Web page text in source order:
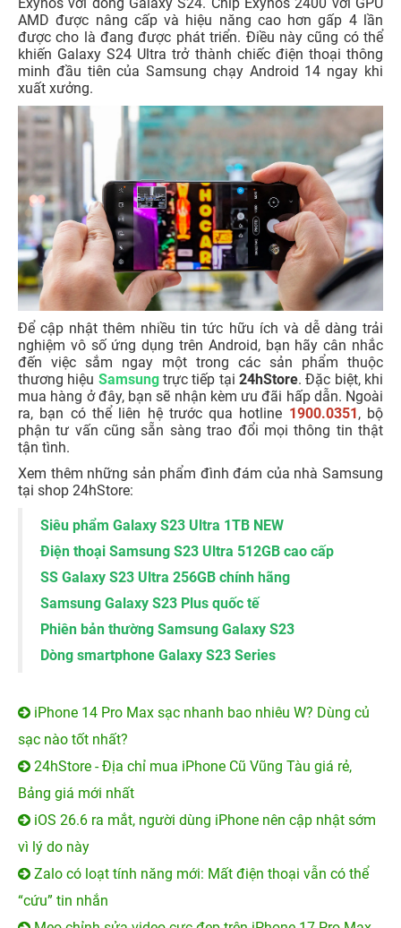
AMD được nâng cấp và hiệu năng cao hơn gấp 4 lần
được cho là đang được phát triển. Điều này cũng có thể
khiến Galaxy S24 Ultra trở thành chiếc điện thoại thông
minh đầu tiên của Samsung chạy Android 14 ngay khi
xuất xưởng.
Để cập nhật thêm nhiều tin tức hữu ích và dễ dàng trải
nghiệm vô số ứng dụng trên Android, bạn hãy cân nhắc
đến việc sắm ngay một trong các sản phẩm thuộc
thương hiệu Samsung trực tiếp tại24hStore. Đặc biệt, khi
mua hàng ở đây, bạn sẽ nhận kèm ưu đãi hấp dẫn. Ngoài
ra, bạn có thể liên hệ trước qua hotline 1900.0351 , bộ
phận tư vấn cũng sẵn sàng trao đổi mọi thông tin thật
tận tình.
Xem thêm những sản phẩm đình đám của nhà Samsung
tại shop 24hStore:
Siêu phẩm Galaxy S23 Ultra 1TB NEW
Điện thoại Samsung S23 Ultra 512GB cao cấp
SS Galaxy S23 Ultra 256GB chính hãng
Samsung Galaxy S23 Plus quốc tế
Phiên bản thường Samsung Galaxy S23
Dòng smartphone Galaxy S23 Series
iPhone 14 Pro Max sạc nhanh bao nhiêu W? Dùng củ
sạc nào tốt nhất?
24hStore - Địa chỉ mua iPhone Cũ Vũng Tàu giá rẻ,
Bảng giá mới nhất
iOS 26.6 ra mắt, người dùng iPhone nên cập nhật sớm
vì lý do này
Zalo có loạt tính năng mới: Mất điện thoại vẫn có thể
“cứu” tin nhắn